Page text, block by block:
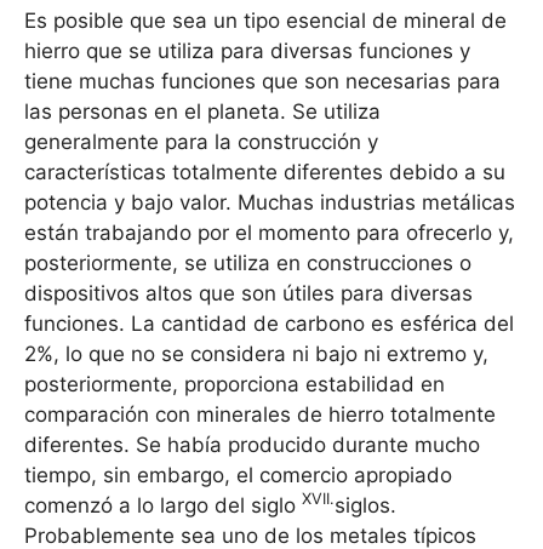
Es posible que sea un tipo esencial de mineral de
hierro que se utiliza para diversas funciones y
tiene muchas funciones que son necesarias para
las personas en el planeta. Se utiliza
generalmente para la construcción y
características totalmente diferentes debido a su
potencia y bajo valor. Muchas industrias metálicas
están trabajando por el momento para ofrecerlo y,
posteriormente, se utiliza en construcciones o
dispositivos altos que son útiles para diversas
funciones. La cantidad de carbono es esférica del
2%, lo que no se considera ni bajo ni extremo y,
posteriormente, proporciona estabilidad en
comparación con minerales de hierro totalmente
diferentes. Se había producido durante mucho
tiempo, sin embargo, el comercio apropiado
comenzó a lo largo del siglo XVII.siglos.
Probablemente sea uno de los metales típicos